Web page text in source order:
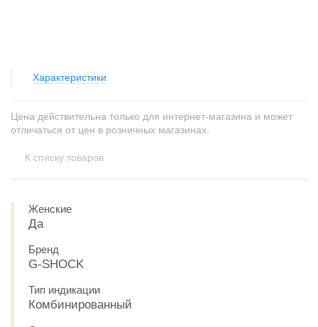
Характеристики
Цена действительна только для интернет-магазина и может
отличаться от цен в розничных магазинах.
К списку товаров
Женские
Да
Бренд
G-SHOCK
Тип индикации
Комбинированный